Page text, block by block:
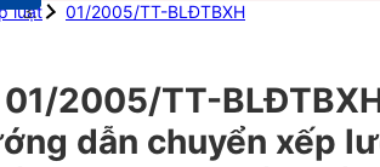
luật 01/2005/TT-BLĐTBXH
2005/TT-
dẫn chuyển xếp